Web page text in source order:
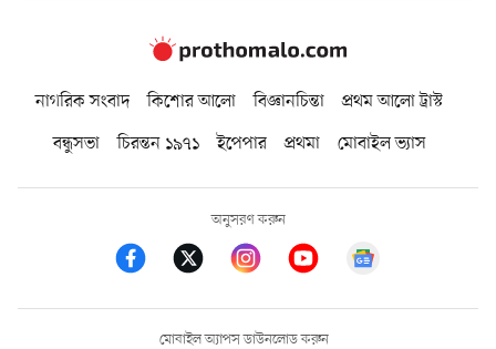
নাগরিক সংবাদ কিশোর আলো বিজ্ঞানচিন্তা
প্রথম আলো ট্রাস্ট
বন্ধুসভা
চিরন্তন ১৯৭১ ইপেপার প্রথমা মোবাইল ভ্যাস
অনুসরণ করুন
মোবাইল অ্যাপস ডাউনলোড করুন